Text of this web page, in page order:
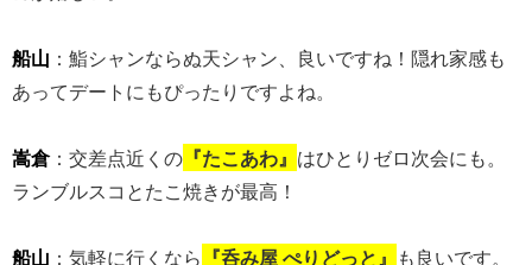
船山 ：鮨シャンならぬ天シャン、良いですね！隠れ家感も
あってデートにもぴったりですよね。
嵩倉：交差点近くの 『たこあわ』 はひとりゼロ次会にも。
ランブルスコとたこ焼きが最高！
船山 ：気軽に行くなら 『呑み屋 ぺりどっと』 も良いです。